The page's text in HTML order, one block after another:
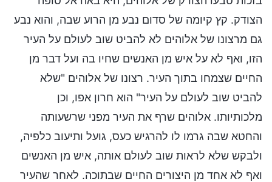
הצודק. קץ קיומה של סדום נבע מן הרוע שבה, והוא נבע
גם מרצונו של אלוהים לא להביט שוב לעולם על העיר
הזו, ואף לא על איש מן האנשים שחיו בה ועל דבר מן
החיים שצמחו בתוך העיר. רצונו של אלוהים "שלא
להביט שוב לעולם על העיר" הוא חרון אפו, וכן
מלכותיותו. אלוהים שרף את העיר מפני שרשעותה
והחטא שבה גרמו לו להרגיש כעס, גועל ותיעוב כלפיה,
ולבקש שלא לראות שוב לעולם אותה, איש מן האנשים
ואף לא אחד מן היצורים החיים שבתוכה. לאחר שהעיר